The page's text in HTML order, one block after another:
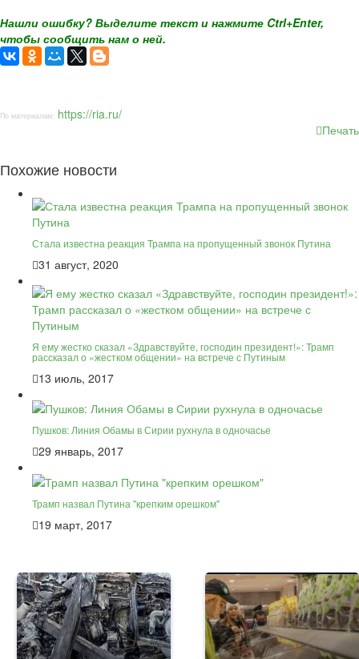
Нашли ошибку? Выделите текст и нажмите Ctrl+Enter,
чтобы сообщить нам о ней.
По материалам: https://ria.ru/
Печать
Похожие новости
Стала известна реакция Трампа на пропущенный звонок Путина
31 август, 2020
Я ему жестко сказал «Здравствуйте, господин президент!»: Трамп
рассказал о «жестком общении» на встрече с Путиным
13 июль, 2017
Пушков: Линия Обамы в Сирии рухнула в одночасье
29 январь, 2017
Трамп назвал Путина "крепким орешком"
19 март, 2017